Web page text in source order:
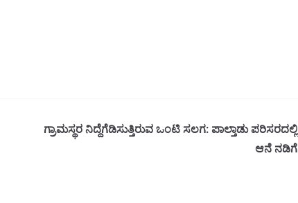
ಗ್ರಾಮಸ್ಥರ ನಿದ್ದೆಗೆಡಿಸುತ್ತಿರುವ ಒಂಟಿ ಸಲಗ: ಪಾಲ್ತಾಡು ಪರಿಸರದಲ್ಲಿ
ಆನೆ ನಡಿಗೆ